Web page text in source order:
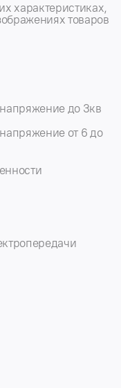
характеристиках,
товаров
до 3кв
от 6 до